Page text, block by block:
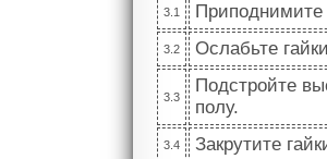
3.1
3.2 Ослабьте
3.3
Подстройте
полу.
3.4 Закрутите